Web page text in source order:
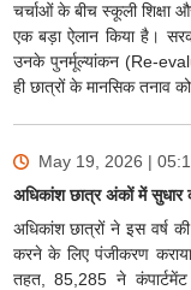
चर्चाओं के बीच स्कूली शिक्षा
एक बड़ा ऐलान किया है।
उनके पुनर्मूल्यांकन (Re-
ही छात्रों के मानसिक तनाव
May 19, 2026 |
अधिकांश छात्र अंकों में सुधार
अधिकांश छात्रों ने इस वर्ष
करने के लिए पंजीकरण
तहत, 85,285 ने